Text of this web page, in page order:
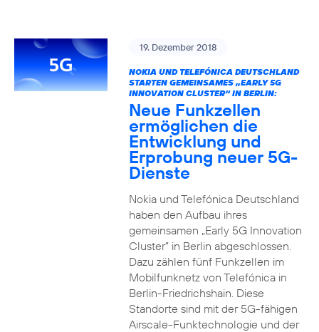
19. Dezember 2018
NOKIA UND TELEFÓNICA DEUTSCHLAND
STARTEN GEMEINSAMES „EARLY 5G
INNOVATION CLUSTER“ IN BERLIN:
Neue Funkzellen
ermöglichen die
Entwicklung und
Erprobung neuer 5G-
Dienste
Nokia und Telefónica Deutschland
haben den Aufbau ihres
gemeinsamen „Early 5G Innovation
Cluster” in Berlin abgeschlossen.
Dazu zählen fünf Funkzellen im
Mobilfunknetz von Telefónica in
Berlin-Friedrichshain. Diese
Standorte sind mit der 5G-fähigen
Airscale-Funktechnologie und der